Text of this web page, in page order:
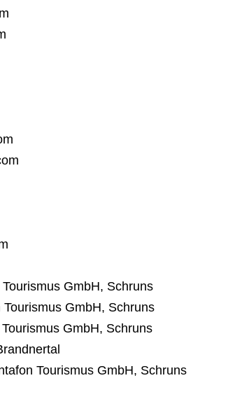
GmbH, Schruns
GmbH, Schruns
GmbH, Schruns
Tourismus GmbH, Schruns